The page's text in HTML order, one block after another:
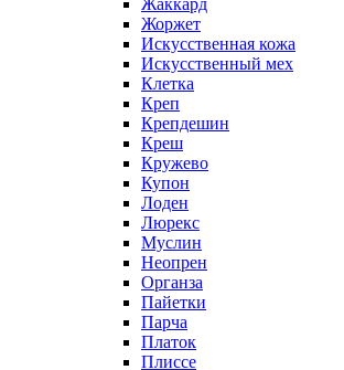
Жаккард
Жоржет
Искусственная кожа
Искусственный мех
Клетка
Креп
Крепдешин
Креш
Кружево
Купон
Лоден
Люрекс
Муслин
Неопрен
Органза
Пайетки
Парча
Платок
Плиссе